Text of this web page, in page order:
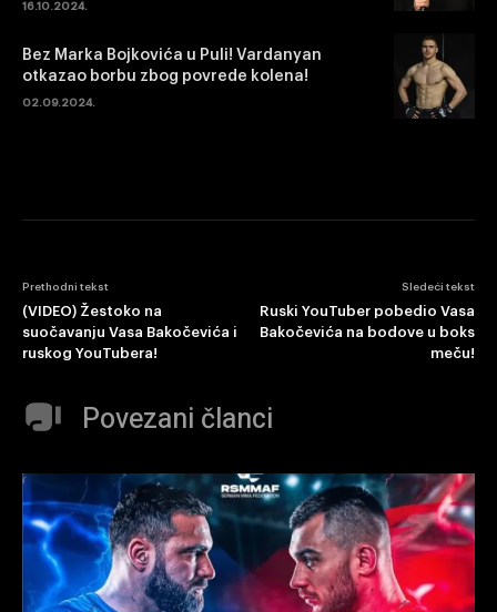
16.10.2024.
Bez Marka Bojkovića u Puli! Vardanyan
otkazao borbu zbog povrede kolena!
02.09.2024.
Prethodni tekst
(VIDEO) Žestoko na
suočavanju Vasa Bakočevića i
ruskog YouTubera!
Sledeći tekst
Ruski YouTuber pobedio Vasa
Bakočevića na bodove u boks
meču!
Povezani članci